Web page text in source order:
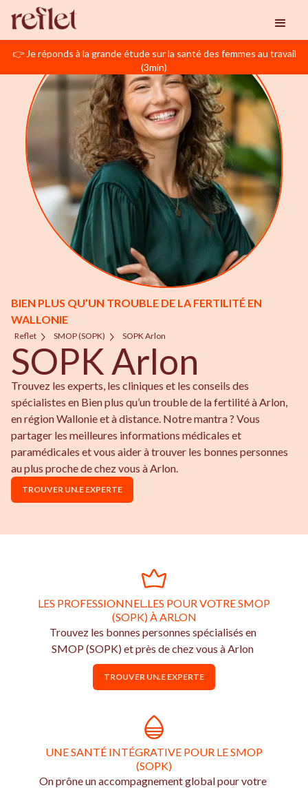
👉 Je réponds à la grande étude sur la santé des femmes au travail
(3min)
BIEN PLUS QU’UN TROUBLE DE LA FERTILITÉ EN
WALLONIE
Reflet SMOP (SOPK) SOPK Arlon
SOPK Arlon
Trouvez les experts, les cliniques et les conseils des
spécialistes en Bien plus qu’un trouble de la fertilité à Arlon,
en région Wallonie et à distance. Notre mantra ? Vous
partager les meilleures informations médicales et
paramédicales et vous aider à trouver les bonnes personnes
au plus proche de chez vous à Arlon.
TROUVER UN.E EXPERTE
LES PROFESSIONNEL.LES POUR VOTRE SMOP
(SOPK) À ARLON
Trouvez les bonnes personnes spécialisés en
SMOP (SOPK) et près de chez vous à Arlon
TROUVER UN.E EXPERTE
UNE SANTÉ INTÉGRATIVE POUR LE SMOP
(SOPK)
On prône un accompagnement global pour votre